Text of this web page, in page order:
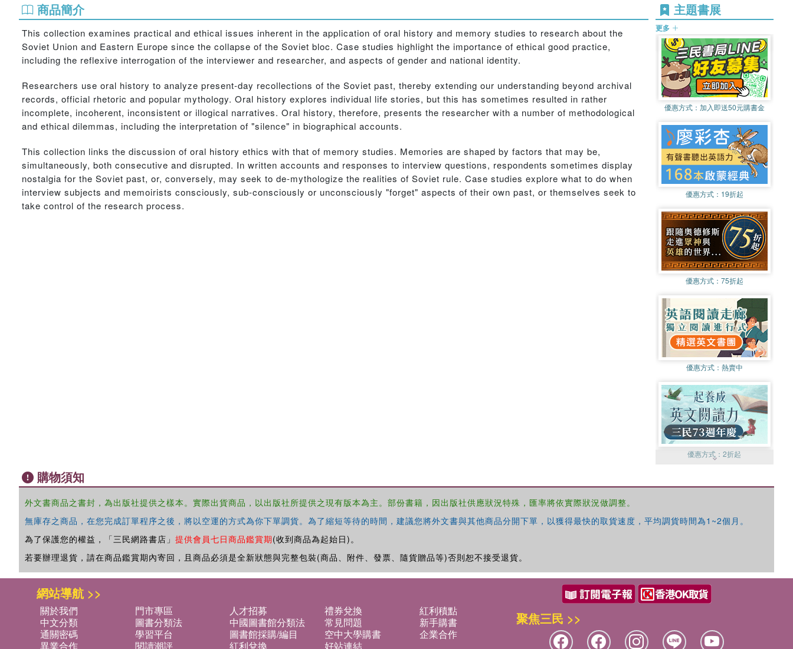
商品簡介
This collection examines practical and ethical issues inherent in the application of oral history and memory studies to research about the
Soviet Union and Eastern Europe since the collapse of the Soviet bloc. Case studies highlight the importance of ethical good practice,
including the reflexive interrogation of the interviewer and researcher, and aspects of gender and national identity.
Researchers use oral history to analyze present-day recollections of the Soviet past, thereby extending our understanding beyond archival
records, official rhetoric and popular mythology. Oral history explores individual life stories, but this has sometimes resulted in rather
incomplete, incoherent, inconsistent or illogical narratives. Oral history, therefore, presents the researcher with a number of methodological
and ethical dilemmas, including the interpretation of "silence" in biographical accounts.
This collection links the discussion of oral history ethics with that of memory studies. Memories are shaped by factors that may be,
simultaneously, both consecutive and disrupted. In written accounts and responses to interview questions, respondents sometimes display
nostalgia for the Soviet past, or, conversely, may seek to de-mythologize the realities of Soviet rule. Case studies explore what to do when
interview subjects and memoirists consciously, sub-consciously or unconsciously "forget" aspects of their own past, or themselves seek to
take control of the research process.
主題書展
更多
優惠方式： 加入即送50元購書金
優惠方式： 19折起
優惠方式： 75折起
優惠方式： 熱賣中
優惠方式：2折起
購物須知
外文書商品之書封，為出版社提供之樣本。實際出貨商品，以出版社所提供之現有版本為主。部份書籍，因出版社供應狀況特殊，匯率將依實際狀況做調整。
無庫存之商品，在您完成訂單程序之後，將以空運的方式為你下單調貨。為了縮短等待的時間，建議您將外文書與其他商品分開下單，以獲得最快的取貨速度，平均調貨時間為1~2個月。
為了保護您的權益，「三民網路書店」 提供會員七日商品鑑賞期(收到商品為起始日)。
若要辦理退貨，請在商品鑑賞期內寄回，且商品必須是全新狀態與完整包裝(商品、附件、發票、隨貨贈品等)否則恕不接受退貨。
網站導航 >>
關於我們 門市專區 人才招募 禮券兌換
紅利積點
中文分類
圖書分類法 中國圖書館分類法 常見問題
新手購書
通關密碼
學習平台 圖書館採購/編目 空中大學購書
企業合作
異業合作
閱讀潮評 紅利兌換 好站連結
聚焦三民 >>